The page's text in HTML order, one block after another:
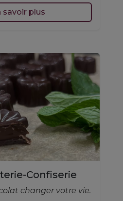
savoir plus
Confiserie
changer votre vie.